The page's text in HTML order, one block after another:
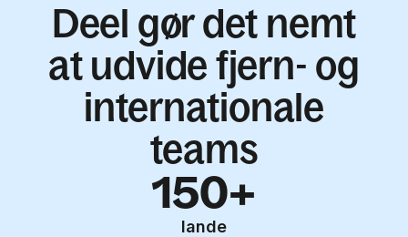
Deel gør det nemt
at udvide fjern- og
internationale
teams
150+
lande